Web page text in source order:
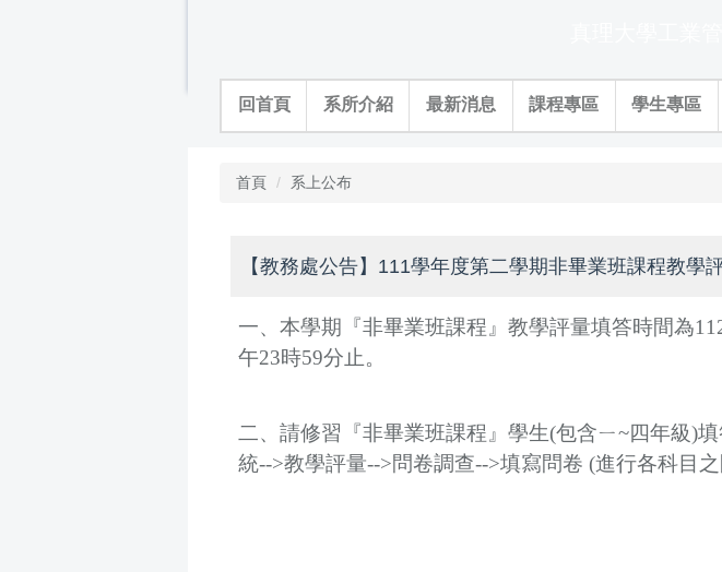
回首頁 系所介紹 最新消息 課程專區 學生專區
首頁 系上公布
【教務處公告】111學年度第二學期非畢業班課程教學
一、本學期『非畢業班課程』教學評量填答時間為
午23時59分止。
二、請修習『非畢業班課程』學生(包含ㄧ~四年級)
統-->教學評量-->問卷調查-->填寫問卷 (進行各科目